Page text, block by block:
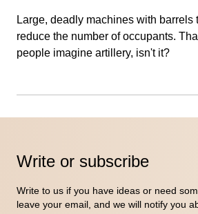
Large, deadly machines with barrels
reduce the number of occupants.
people imagine artillery, isn't it?
Write or subscribe
Write to us if you have ideas or need
leave your email, and we will notify you